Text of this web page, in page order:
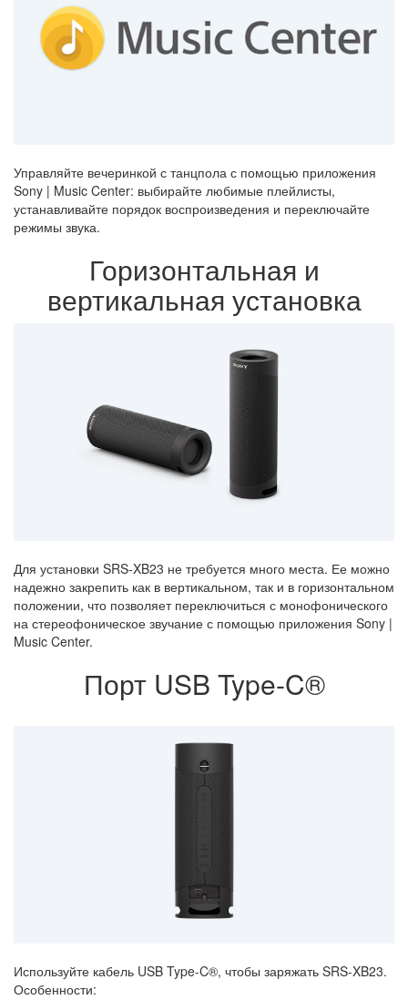
Управляйте вечеринкой с танцпола с помощью приложения
Sony | Music Center: выбирайте любимые плейлисты,
устанавливайте порядок воспроизведения и переключайте
режимы звука.
Горизонтальная и
вертикальная установка
Для установки SRS-XB23 не требуется много места. Ее можно
надежно закрепить как в вертикальном, так и в горизонтальном
положении, что позволяет переключиться с монофонического
на стереофоническое звучание с помощью приложения Sony |
Music Center.
Порт USB Type-C®
Используйте кабель USB Type-C®, чтобы заряжать SRS-XB23.
Особенности: